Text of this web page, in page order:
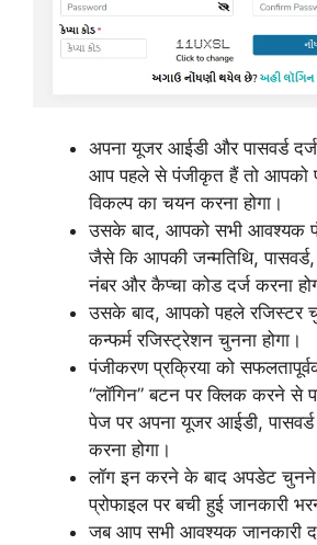
अपना यूजर आईडी और पासवर्ड
आप पहले से पंजीकृत हैं तो आपको
विकल्प का चयन करना होगा।
उसके बाद, आपको सभी आवश्यक
जैसे कि आपकी जन्मतिथि,
नंबर और कैप्चा कोड दर्ज करना
उसके बाद, आपको पहले रजिस्टर
कन्फर्म रजिस्ट्रेशन चुनना होगा।
पंजीकरण प्रक्रिया को
“लॉगिन” बटन पर क्लिक करने से
पेज पर अपना यूजर आईडी,
करना होगा।
लॉग इन करने के बाद अपडेट
प्रोफाइल पर बची हुई जानकारी
जब आप सभी आवश्यक जानकारी